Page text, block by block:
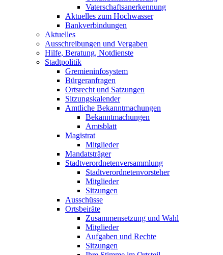
Vaterschaftsanerkennung
Aktuelles zum Hochwasser
Bankverbindungen
Aktuelles
Ausschreibungen und Vergaben
Hilfe, Beratung, Notdienste
Stadtpolitik
Gremieninfosystem
Bürgeranfragen
Ortsrecht und Satzungen
Sitzungskalender
Amtliche Bekanntmachungen
Bekanntmachungen
Amtsblatt
Magistrat
Mitglieder
Mandatsträger
Stadtverordnetenversammlung
Stadtverordnetenvorsteher
Mitglieder
Sitzungen
Ausschüsse
Ortsbeiräte
Zusammensetzung und Wahl
Mitglieder
Aufgaben und Rechte
Sitzungen